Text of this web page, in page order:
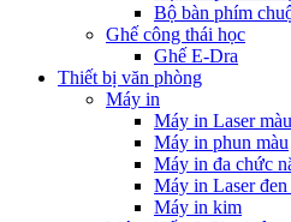
Bộ bàn phím
Ghế công thái học
Ghế E-Dra
Thiết bị văn phòng
Máy in
Máy in Laser màu
Máy in phun màu
Máy in đa chức
Máy in Laser đen
Máy in kim